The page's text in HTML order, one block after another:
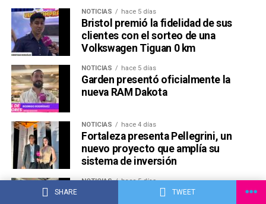
SHARE TWEET
NOTICIAS hace 5 días
Bristol premió la fidelidad de sus
clientes con el sorteo de una
Volkswagen Tiguan 0 km
NOTICIAS hace 5 días
Garden presentó oficialmente la
nueva RAM Dakota
NOTICIAS hace 4 días
Fortaleza presenta Pellegrini, un
nuevo proyecto que amplía su
sistema de inversión
NOTICIAS hace 5 días
Lanzamiento de la nueva S7 de GAC